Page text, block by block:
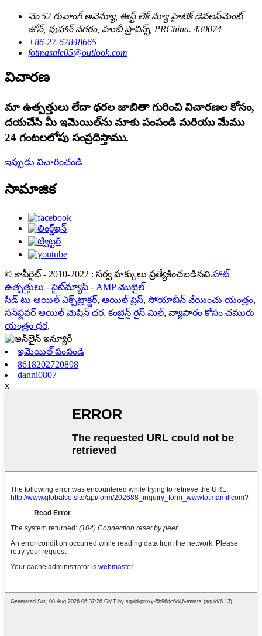
నెం 52 గువాంగ్ అవెన్యూ, ఈస్ట్ లేక్ న్యూ హైటెక్ డెవలప్‌మెంట్
జోన్, వుహాన్ నగరం, హుబీ ప్రావిన్స్, PRChina. 430074
+86-27-67848665
fotmasale05@outlook.com
విచారణ
మా ఉత్పత్తులు లేదా ధరల జాబితా గురించి విచారణల కోసం,
దయచేసి మీ ఇమెయిల్‌ను మాకు పంపండి మరియు మేము
24 గంటలలోపు సంప్రదిస్తాము.
ఇప్పుడు విచారించండి
సామాజిక
© కాపీరైట్ - 2010-2022 : సర్వ హక్కులు ప్రత్యేకించబడినవి.హాట్
ఉత్పత్తులు -సైట్‌మ్యాప్ - AMP మొబైల్
సీడ్ టు ఆయిల్ ఎక్స్‌ట్రాక్టర్, ఆయిల్ ప్రెస్, సోయాబీన్ వేయించు యంత్రం,
సన్‌ఫ్లవర్ ఆయిల్ మెషిన్ ధర, కంబైన్డ్ రైస్ మిల్, వ్యాపారం కోసం చమురు
యంత్రం ధర,
ఇమెయిల్ పంపండి
8618202720898
danni0807
x